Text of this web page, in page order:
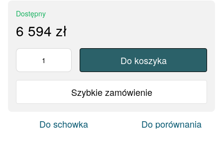
Dostępny
6 594 zł
Do koszyka
Szybkie zamówienie
Do schowka Do porównania